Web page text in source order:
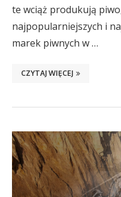
te wciąż produkują
najpopularniejszych i
marek piwnych w …
CZYTAJ WIĘCEJ